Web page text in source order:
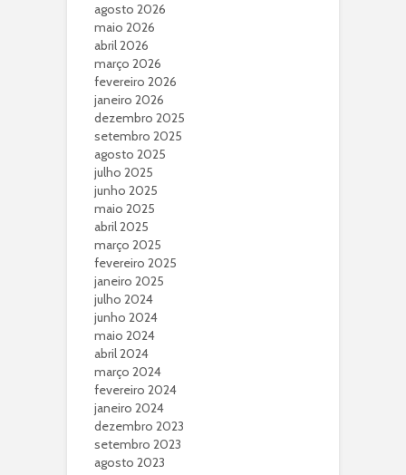
agosto 2026
maio 2026
abril 2026
março 2026
fevereiro 2026
janeiro 2026
dezembro 2025
setembro 2025
agosto 2025
julho 2025
junho 2025
maio 2025
abril 2025
março 2025
fevereiro 2025
janeiro 2025
julho 2024
junho 2024
maio 2024
abril 2024
março 2024
fevereiro 2024
janeiro 2024
dezembro 2023
setembro 2023
agosto 2023